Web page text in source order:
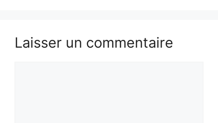
Laisser un commentaire